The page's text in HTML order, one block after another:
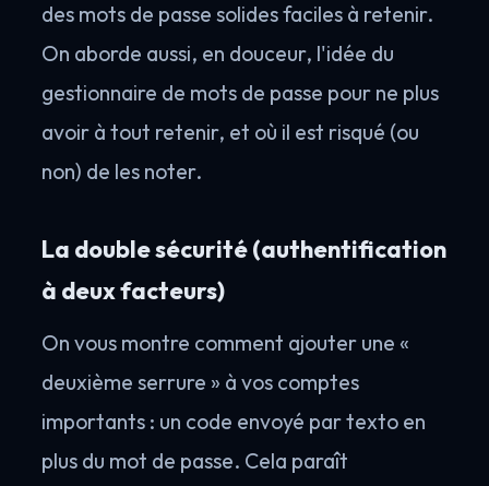
des mots de passe solides faciles à retenir.
On aborde aussi, en douceur, l'idée du
gestionnaire de mots de passe pour ne plus
avoir à tout retenir, et où il est risqué (ou
non) de les noter.
La double sécurité (authentification
à deux facteurs)
On vous montre comment ajouter une «
deuxième serrure » à vos comptes
importants : un code envoyé par texto en
plus du mot de passe. Cela paraît